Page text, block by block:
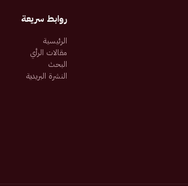
روابط سريعة
الرئيسية
مقالات الرأي
البحث
النشرة البريدية